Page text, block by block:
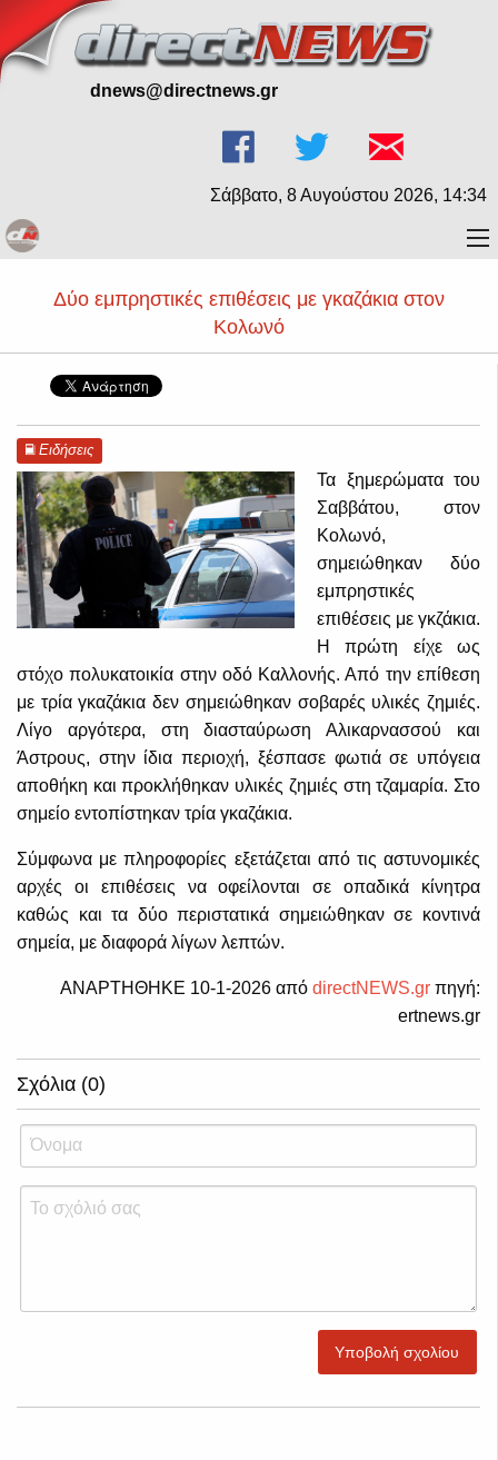
dnews@directnews.gr
Σάββατο, 8 Αυγούστου 2026, 14:34
Δύο εμπρηστικές επιθέσεις με γκαζάκια στον
Κολωνό
Ειδήσεις
Τα ξημερώματα του
Σαββάτου, στον
Κολωνό,
σημειώθηκαν δύο
εμπρηστικές
επιθέσεις με γκζάκια.
Η πρώτη είχε ως
στόχο πολυκατοικία στην οδό Καλλονής. Από την επίθεση
με τρία γκαζάκια δεν σημειώθηκαν σοβαρές υλικές ζημιές.
Λίγο αργότερα, στη διασταύρωση Αλικαρνασσού και
Άστρους, στην ίδια περιοχή, ξέσπασε φωτιά σε υπόγεια
αποθήκη και προκλήθηκαν υλικές ζημιές στη τζαμαρία. Στο
σημείο εντοπίστηκαν τρία γκαζάκια.
Σύμφωνα με πληροφορίες εξετάζεται από τις αστυνομικές
αρχές οι επιθέσεις να οφείλονται σε οπαδικά κίνητρα
καθώς και τα δύο περιστατικά σημειώθηκαν σε κοντινά
σημεία, με διαφορά λίγων λεπτών.
ΑΝΑΡΤΗΘΗΚΕ 10-1-2026 από directNEWS.gr πηγή:
ertnews.gr
Σχόλια (0)
Υποβολή σχολίου